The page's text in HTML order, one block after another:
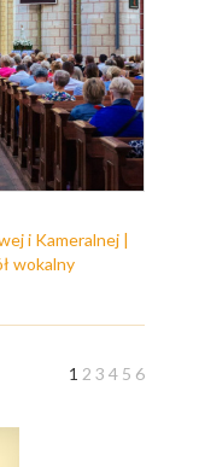
i Kameralnej |
wokalny
1 2 3 4 5 6